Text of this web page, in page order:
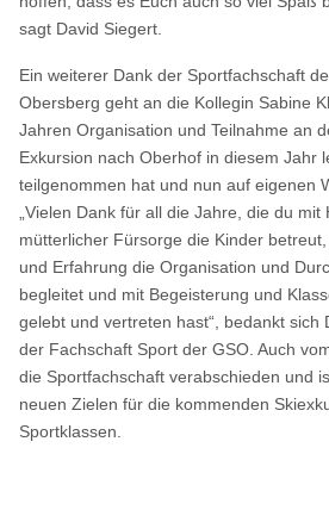
sagt David Siegert.
Ein weiterer Dank der Sportfachschaft
Obersberg geht an die Kollegin Sabine
Jahren Organisation und Teilnahme an
Exkursion nach Oberhof in diesem Jahr
teilgenommen hat und nun auf eigenen
„Vielen Dank für all die Jahre, die du mit
mütterlicher Fürsorge die Kinder
und Erfahrung die Organisation und
begleitet und mit Begeisterung und
gelebt und vertreten hast“, bedankt sich
der Fachschaft Sport der GSO. Auch
die Sportfachschaft verabschieden und
neuen Zielen für die kommenden
Sportklassen.